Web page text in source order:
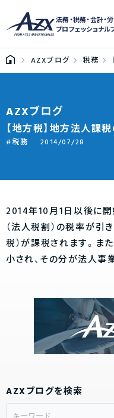
法務・税務・会計・
プロフェッショナル
AZXブログ 税務
AZXブログ
【地方税】地方法人課
税務 2014/07/28
2014年10月1日以後に
（法人税割）の税率が引
税）が課税されます。ま
小され、その分が法人事
AZXブログを検索